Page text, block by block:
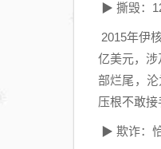
▶ 撕毁：
2015年伊
亿美元，
部烂尾，
压根不敢接
▶ 欺诈：